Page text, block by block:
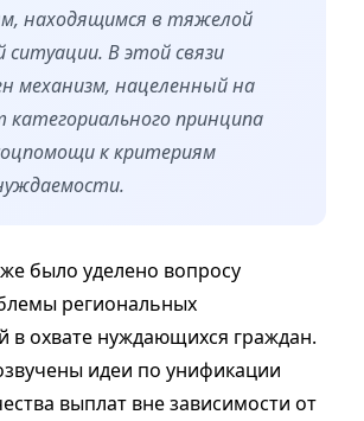
находящимся в тяжелой
ситуации. В этой связи
механизм, нацеленный на
категориального принципа
к критериям
было уделено вопросу
региональных
в охвате нуждающихся граждан.
идеи по унификации
выплат вне зависимости от